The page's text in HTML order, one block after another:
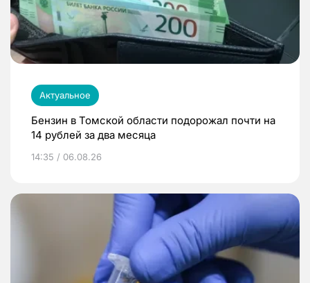
Актуальное
Бензин в Томской области подорожал почти на
14 рублей за два месяца
14:35 / 06.08.26